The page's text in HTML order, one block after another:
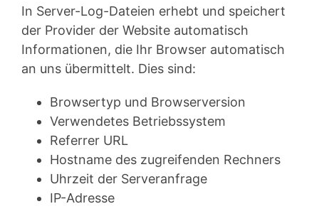
In Server-Log-Dateien erhebt und speichert
der Provider der Website automatisch
Informationen, die Ihr Browser automatisch
an uns übermittelt. Dies sind:
Browsertyp und Browserversion
Verwendetes Betriebssystem
Referrer URL
Hostname des zugreifenden Rechners
Uhrzeit der Serveranfrage
IP-Adresse